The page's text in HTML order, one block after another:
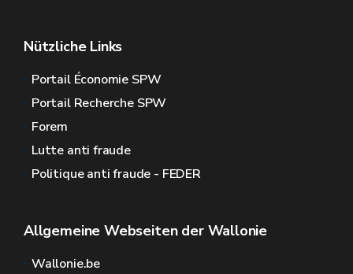
Nützliche Links
Portail Économie SPW
Portail Recherche SPW
Forem
Lutte anti fraude
Politique anti fraude - FEDER
Allgemeine Webseiten der Wallonie
Wallonie.be